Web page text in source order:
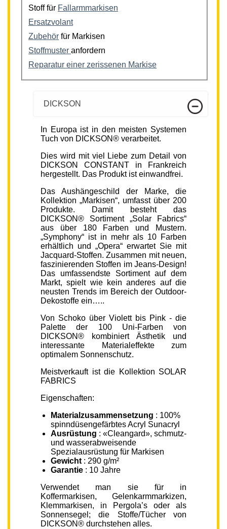
Stoff für Fallarmmarkisen
Ersatzvolant
Zubehör für Markisen
Stoffmuster anfordern
Reparatur einer zerissenen Markise
DICKSON
In Europa ist in den meisten Systemen
Tuch von DICKSON® verarbeitet.
Dies wird mit viel Liebe zum Detail von
DICKSON CONSTANT in Frankreich
hergestellt. Das Produkt ist einwandfrei.
Das Aushängeschild der Marke, die
Kollektion „Markisen“, umfasst über 200
Produkte. Damit besteht das
DICKSON® Sortiment „Solar Fabrics“
aus über 180 Farben und Mustern.
„Symphony“ ist in mehr als 10 Farben
erhältlich und „Opera“ erwartet Sie mit
Jacquard-Stoffen. Zusammen mit neuen,
faszinierenden Stoffen im Jeans-Design!
Das umfassendste Sortiment auf dem
Markt, spielt wie kein anderes auf die
neusten Trends im Bereich der Outdoor-
Dekostoffe ein…..
Von Schoko über Violett bis Pink - die
Palette der 100 Uni-Farben von
DICKSON® kombiniert Ästhetik und
interessante Materialeffekte zum
optimalem Sonnenschutz.
Meistverkauft ist die Kollektion SOLAR
FABRICS
Eigenschaften:
Materialzusammensetzung : 100%
spinndüsengefärbtes Acryl Sunacryl
Ausrüstung : «Cleangard», schmutz-
und wasserabweisende
Spezialausrüstung für Markisen
Gewicht : 290 g/m²
Garantie : 10 Jahre
Verwendet man sie für in
Koffermarkisen, Gelenkarmmarkizen,
Klemmarkisen, in Pergola’s oder als
Sonnensegel; die Stoffe/Tücher von
DICKSON® durchstehen alles.